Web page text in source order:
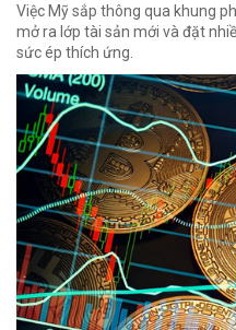
Việc Mỹ sắp thông qua khung
mở ra lớp tài sản mới và đặt
sức ép thích ứng.